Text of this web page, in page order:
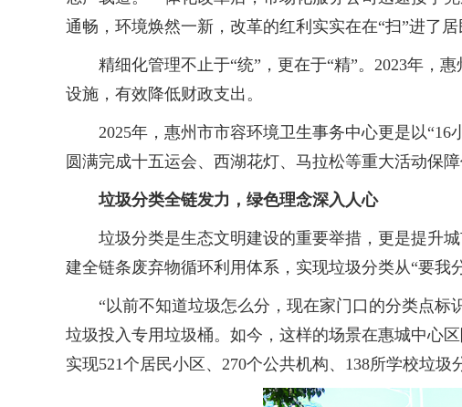
通畅，环境焕然一新，改革的红利实实在在“扫”进了居
精细化管理不止于“统”，更在于“精”。2023年，惠
设施，有效降低财政支出。
2025年，惠州市市容环境卫生事务中心更是以“16
圆满完成十五运会、西湖花灯、马拉松等重大活动保
垃圾分类全链发力，绿色理念深入人心
垃圾分类是生态文明建设的重要举措，更是提升城
建全链条废弃物循环利用体系，实现垃圾分类从“要我
“以前不知道垃圾怎么分，现在家门口的分类点标
垃圾投入专用垃圾桶。如今，这样的场景在惠城中心
实现521个居民小区、270个公共机构、138所学校垃圾